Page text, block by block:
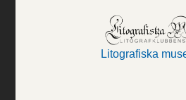
Litografiska